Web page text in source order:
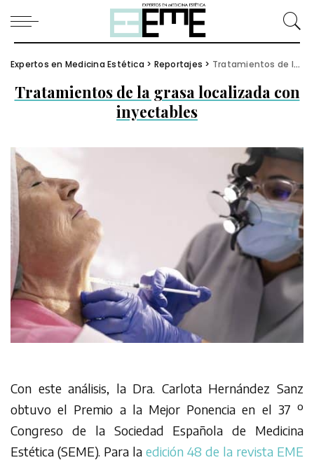
Expertos en Medicina Estética > Reportajes > Tratamientos de la grasa localizada con inyectables
Tratamientos de la grasa localizada con
inyectables
Con este análisis, la Dra. Carlota Hernández Sanz
obtuvo el Premio a la Mejor Ponencia en el 37 º
Congreso de la Sociedad Española de Medicina
Estética (SEME). Para la edición 48 de la revista EME